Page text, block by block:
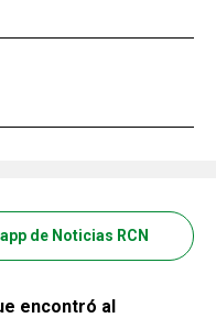
de Noticias RCN
encontró al